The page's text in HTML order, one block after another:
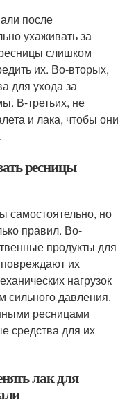
после
ухаживать за
слишком
их. Во-вторых,
для ухода за
В-третьих, не
и лака, чтобы они
ресницы
самостоятельно, но
правил. Во-
продукты для
их
нагрузок
сильного давления.
ресницами
средства для их
лак для